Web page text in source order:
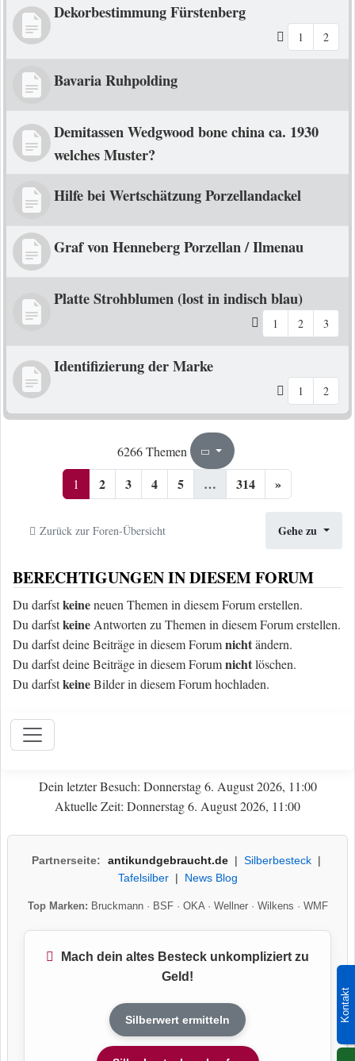
Kontakt
Dekorbestimmung Fürstenberg
1 2
Bavaria Ruhpolding
Demitassen Wedgwood bone china ca. 1930
welches Muster?
Hilfe bei Wertschätzung Porzellandackel
Graf von Henneberg Porzellan / Ilmenau
Platte Strohblumen (lost in indisch blau)
1 2 3
Identifizierung der Marke
1 2
6266 Themen Seite1
1 2 3 4 5 … 314 »
Zurück zur Foren-Übersicht Gehe zu
BERECHTIGUNGEN IN DIESEM FORUM
Du darfstkeineneuen Themen in diesem Forum erstellen.
Du darfstkeine Antworten zu Themen in diesem Forum erstellen.
Du darfst deine Beiträge in diesem Forumnichtändern.
Du darfst deine Beiträge in diesem Forumnichtlöschen.
Du darfstkeineBilder in diesem Forum hochladen.
Dein letzter Besuch: Donnerstag 6. August 2026, 11:00
Aktuelle Zeit: Donnerstag 6. August 2026, 11:00
Partnerseite: antikundgebraucht.de| Silberbesteck|
Tafelsilber| News Blog
Top Marken: Bruckmann· BSF· OKA· Wellner· Wilkens · WMF
Mach dein altes Besteck unkompliziert zu
Geld!
Silberwert ermitteln